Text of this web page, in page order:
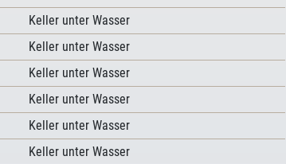
Keller unter Wasser
Keller unter Wasser
Keller unter Wasser
Keller unter Wasser
Keller unter Wasser
Keller unter Wasser